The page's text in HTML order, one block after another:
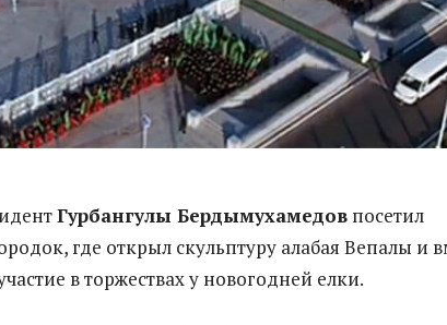
Гурбангулы Бердымухамедов посетил
где открыл скульптуру алабая Вепалы и
в торжествах у новогодней елки.